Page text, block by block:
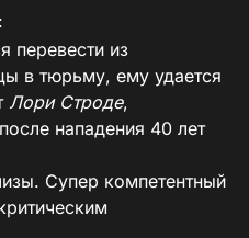
перевести из
в тюрьму, ему удается
Лори Строде,
нападения 40 лет
Супер компетентный